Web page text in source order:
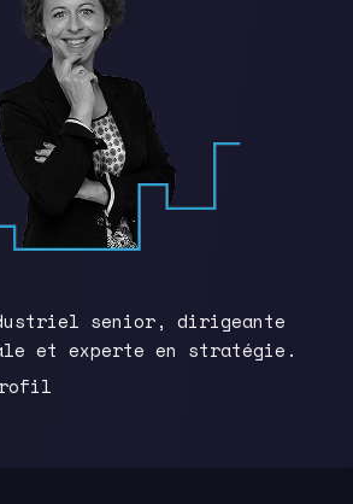
senior, dirigeante
et experte en stratégie.